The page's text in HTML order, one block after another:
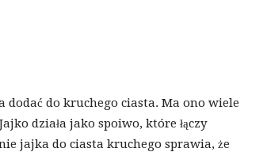
dodać do kruchego ciasta. Ma ono wiele
działa jako spoiwo, które łączy
jajka do ciasta kruchego sprawia, że